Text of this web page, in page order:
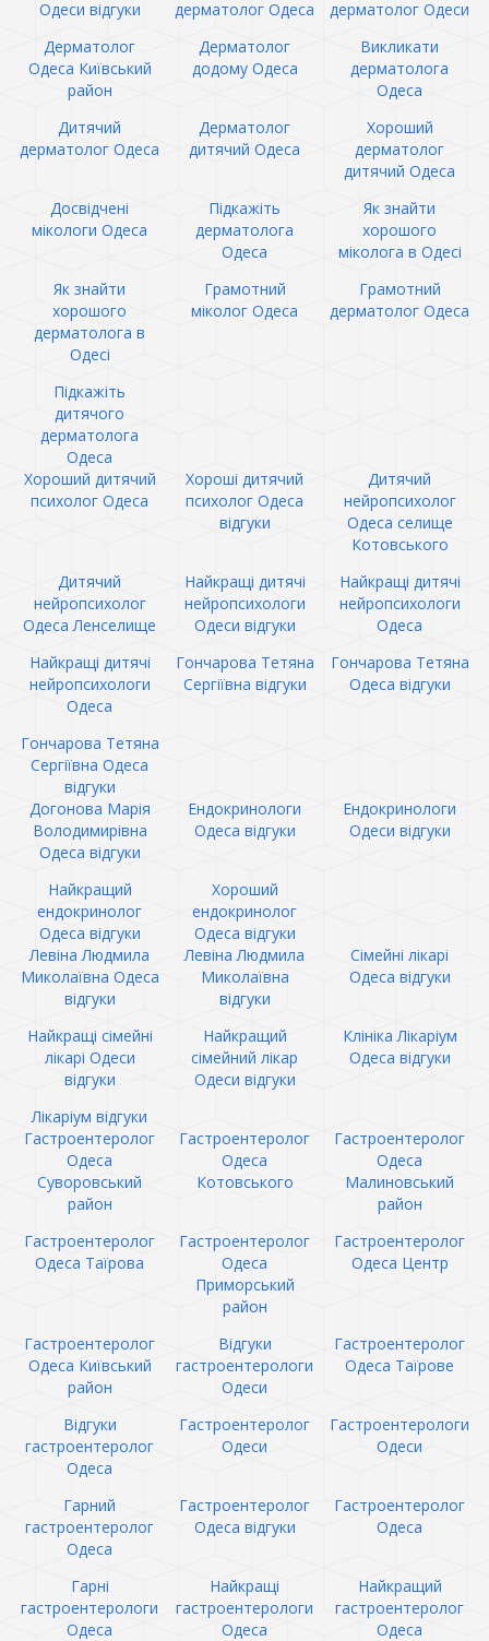
Одеси відгуки дерматолог Одеса
дерматолог Одеси
Дерматолог
Одеса Київський
район
Дерматолог
додому Одеса
Викликати
дерматолога
Одеса
Дитячий
дерматолог Одеса
Дерматолог
дитячий Одеса
Хороший
дерматолог
дитячий Одеса
Досвідчені
мікологи Одеса
Підкажіть
дерматолога
Одеса
Як знайти
хорошого
міколога в Одесі
Як знайти
хорошого
дерматолога в
Одесі
Грамотний
міколог Одеса
Грамотний
дерматолог Одеса
Підкажіть
дитячого
дерматолога
Одеса
Хороший дитячий
психолог Одеса
Хороші дитячий
психолог Одеса
відгуки
Дитячий
нейропсихолог
Одеса селище
Котовського
Дитячий
нейропсихолог
Одеса Ленселище
Найкращі дитячі
нейропсихологи
Одеси відгуки
Найкращі дитячі
нейропсихологи
Одеса
Найкращі дитячі
нейропсихологи
Одеса
Гончарова Тетяна
Сергіївна відгуки
Гончарова Тетяна
Одеса відгуки
Гончарова Тетяна
Сергіївна Одеса
відгуки
Догонова Марія
Володимирівна
Одеса відгуки
Ендокринологи
Одеса відгуки
Ендокринологи
Одеси відгуки
Найкращий
ендокринолог
Одеса відгуки
Хороший
ендокринолог
Одеса відгуки
Левіна Людмила
Миколаївна Одеса
відгуки
Левіна Людмила
Миколаївна
відгуки
Сімейні лікарі
Одеса відгуки
Найкращі сімейні
лікарі Одеси
відгуки
Найкращий
сімейний лікар
Одеси відгуки
Клініка Лікаріум
Одеса відгуки
Лікаріум відгуки
Гастроентеролог
Одеса
Суворовський
район
Гастроентеролог
Одеса
Котовського
Гастроентеролог
Одеса
Малиновський
район
Гастроентеролог
Одеса Таїрова
Гастроентеролог
Одеса
Приморський
район
Гастроентеролог
Одеса Центр
Гастроентеролог
Одеса Київський
район
Відгуки
гастроентерологи
Одеси
Гастроентеролог
Одеса Таїрове
Відгуки
гастроентеролог
Одеса
Гастроентеролог
Одеси
Гастроентерологи
Одеси
Гарний
гастроентеролог
Одеса
Гастроентеролог
Одеса відгуки
Гастроентеролог
Одеса
Гарні
гастроентерологи
Одеса
Найкращі
гастроентерологи
Одеса
Найкращий
гастроентеролог
Одеса